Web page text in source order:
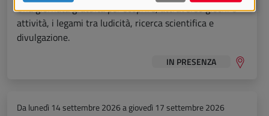
Una giornata gratuita per scoprire, attraverso giochi e
attività, i legami tra ludicità, ricerca scientifica e
divulgazione.
IN PRESENZA
Dalunedì 14 settembre 2026agiovedì 17 settembre 2026